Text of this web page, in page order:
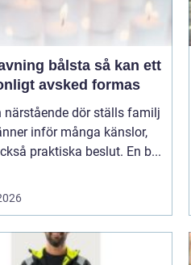
bålsta så kan ett
avsked formas
närstående dör ställs familj
inför många känslor,
praktiska beslut. En b...